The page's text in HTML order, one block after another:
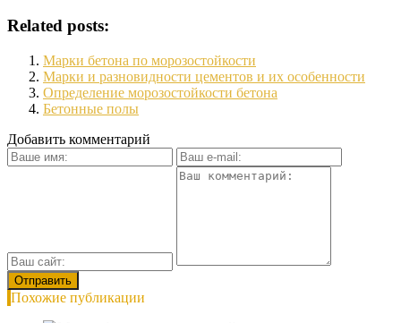
Related posts:
Марки бетона по морозостойкости
Марки и разновидности цементов и их особенности
Определение морозостойкости бетона
Бетонные полы
Добавить комментарий
Похожие публикации